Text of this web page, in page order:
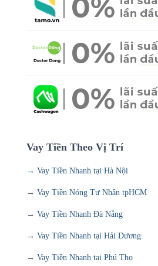
Vay Tiền Theo Vị Trí
→ Vay Tiền Nhanh tại Hà Nội
→ Vay Tiền Nóng Tư Nhân tpHCM
→ Vay Tiền Nhanh Đà Nẵng
→ Vay Tiền Nhanh tại Hải Dương
→ Vay Tiền Nhanh tại Phú Thọ